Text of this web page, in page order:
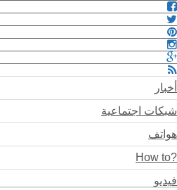
أخبار
شبكات اجتماعية
هواتف
?How to
فيديو